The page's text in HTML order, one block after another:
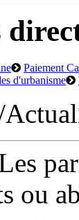
Paiement
d'urbanisme
ou